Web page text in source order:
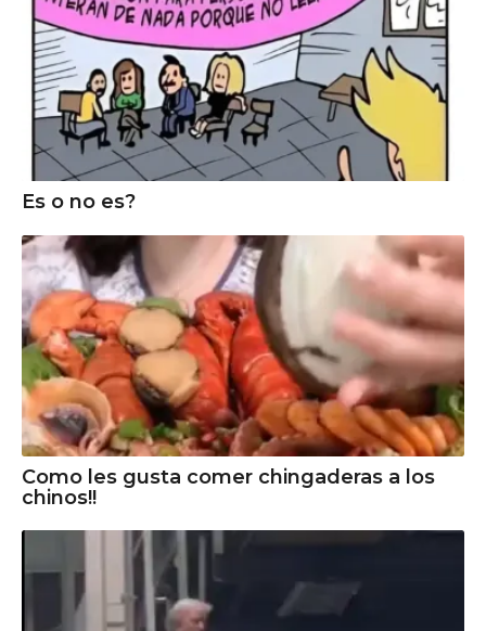
Es o no es?
Como les gusta comer chingaderas a los
chinos!!